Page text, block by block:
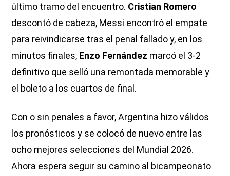
último tramo del encuentro. Cristian Romero
descontó de cabeza, Messi encontró el empate
para reivindicarse tras el penal fallado y, en los
minutos finales, Enzo Fernández marcó el 3-2
definitivo que selló una remontada memorable y
el boleto a los cuartos de final.
Con o sin penales a favor, Argentina hizo válidos
los pronósticos y se colocó de nuevo entre las
ocho mejores selecciones del Mundial 2026.
Ahora espera seguir su camino al bicampeonato